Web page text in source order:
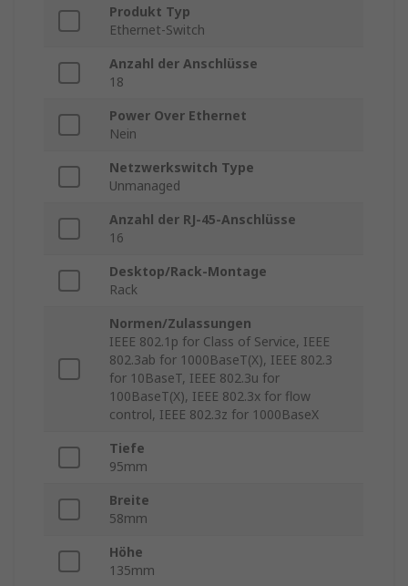
Produkt Typ
Ethernet-Switch
Anzahl der Anschlüsse
18
Power Over Ethernet
Nein
Netzwerkswitch Type
Unmanaged
Anzahl der RJ-45-Anschlüsse
16
Desktop/Rack-Montage
Rack
Normen/Zulassungen
IEEE 802.1p for Class of Service, IEEE
802.3ab for 1000BaseT(X), IEEE 802.3
for 10BaseT, IEEE 802.3u for
100BaseT(X), IEEE 802.3x for flow
control, IEEE 802.3z for 1000BaseX
Tiefe
95mm
Breite
58mm
Höhe
135mm